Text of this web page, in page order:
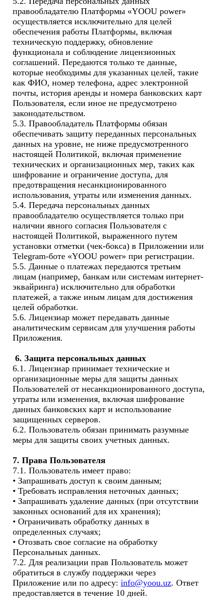
правообладателю Платформы «YOOU power»
осуществляется исключительно для целей
обеспечения работы Платформы, включая
техническую поддержку, обновление
функционала и соблюдение лицензионных
соглашений. Передаются только те данные,
которые необходимы для указанных целей, такие
как ФИО, номер телефона, адрес электронной
почты, история аренды и номера банковских карт
Пользователя, если иное не предусмотрено
законодательством.
5.3. Правообладатель Платформы обязан
обеспечивать защиту переданных персональных
данных на уровне, не ниже предусмотренного
настоящей Политикой, включая применение
технических и организационных мер, таких как
шифрование и ограничение доступа, для
предотвращения несанкционированного
использования, утраты или изменения данных.
5.4. Передача персональных данных
правообладателю осуществляется только при
наличии явного согласия Пользователя с
настоящей Политикой, выраженного путем
установки отметки (чек-бокса) в Приложении или
Telegram-боте «YOOU power» при регистрации.
5.5. Данные о платежах передаются третьим
лицам (например, банкам или системам интернет-
эквайринга) исключительно для обработки
платежей, а также иным лицам для достижения
целей обработки.
5.6. Лицензиар может передавать данные
аналитическим сервисам для улучшения работы
Приложения.
6. Защита персональных данных
6.1. Лицензиар принимает технические и
организационные меры для защиты данных
Пользователей от несанкционированного доступа,
утраты или изменения, включая шифрование
данных банковских карт и использование
защищенных серверов.
6.2. Пользователь обязан принимать разумные
меры для защиты своих учетных данных.
7. Права Пользователя
7.1. Пользователь имеет право:
• Запрашивать доступ к своим данным;
• Требовать исправления неточных данных;
• Запрашивать удаление данных (при отсутствии
законных оснований для их хранения);
• Ограничивать обработку данных в
определенных случаях;
• Отозвать свое согласие на обработку
Персональных данных.
7.2. Для реализации прав Пользователь может
обратиться в службу поддержки через
Приложение или по адресу: info@yoou.uz. Ответ
предоставляется в течение 10 дней.